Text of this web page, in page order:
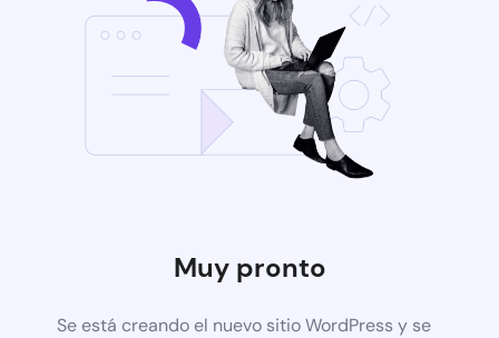
Muy pronto
Se está creando el nuevo sitio WordPress y se